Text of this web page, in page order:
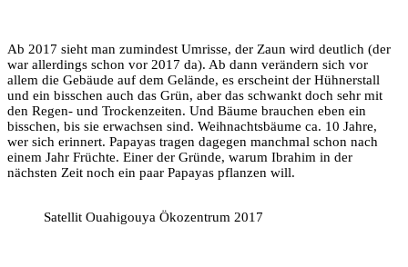
Ab 2017 sieht man zumindest Umrisse, der Zaun wird deutlich (der
war allerdings schon vor 2017 da). Ab dann verändern sich vor
allem die Gebäude auf dem Gelände, es erscheint der Hühnerstall
und ein bisschen auch das Grün, aber das schwankt doch sehr mit
den Regen- und Trockenzeiten. Und Bäume brauchen eben ein
bisschen, bis sie erwachsen sind. Weihnachtsbäume ca. 10 Jahre,
wer sich erinnert. Papayas tragen dagegen manchmal schon nach
einem Jahr Früchte. Einer der Gründe, warum Ibrahim in der
nächsten Zeit noch ein paar Papayas pflanzen will.
Satellit Ouahigouya Ökozentrum 2017